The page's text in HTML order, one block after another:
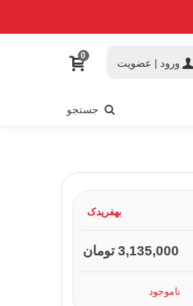
ورود | عضویت
0
جستجو
بهفریدک
3,135,000 تومان
ناموجود